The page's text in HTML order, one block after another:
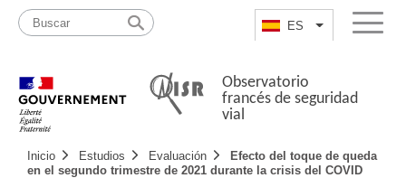
Pasar
contenido
Mapa
web
ES List additional
Menu
Observatorio
francés de seguridad
vial
Navigation
principale
Inicio Estudios Evaluación
Efecto del toque de queda
en el segundo trimestre de 2021 durante la crisis del COVID